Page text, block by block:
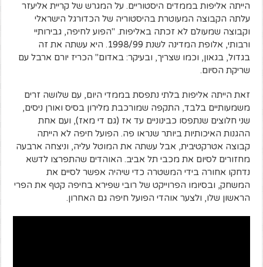
הייתה אליפות בממדים היסטוריים. על המגרש של קריית אליעזר
עלתה הקבוצה המעוטרת בהיסטוריה של הכדורגל הישראלי
וקבוצה שמעולם לא זכתה באליפות. "הפוע לחיפה, גבירותיי
ורבותי, אלופת המדינה לשנת 1998/99. היא עשתה את זה
בגדול, בגאון, וכמו שצריך, ובעיקר: באדום" הכריז יורם ארבל עם
שריקת הסיום.
זאת הייתה אליפות בלתי נתפסת בממדי היום, עם שלושה זרים
משמעותיים בלבד, התקפה שמורכבת מלירון בסיס ואורן ניסים,
שני חלוצים שנתפסו כבינוניים עד אז (גם די מאז), ועם אחת
ההגנות האיכותיות ביותר שנראו פה. הפועל חיפה לא הייתה
קבוצה אטרקטיבית, אבל עשתה את המוטל עליה, וניצחה ארבעה
מחזורים לסיום את מכבי תל אביב. האוהדים שהתפרצו לדשא
נדחקו אחורה בידי המשטרה כדי שיהיה אפשר לסיים את
המשחק, ובסיומו הפרוייקט של רובי שפירא בחיפה קטף את הפרי
הראשון שלו, ולצער אוהדי הפועל חיפה גם האחרון.